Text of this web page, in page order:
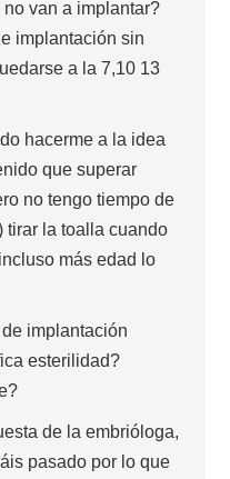
van a implantar?
implantación sin
a la 7,10 13
hacerme a la idea
que superar
no tengo tiempo de
tirar la toalla cuando
más edad lo
implantación
esterilidad?
de la embrióloga,
pasado por lo que